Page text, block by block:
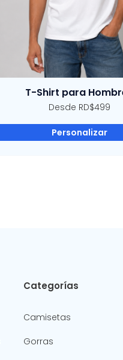
T-Shirt para
Desde RD$499
Personalizar
Categorías
Camisetas
Gorras